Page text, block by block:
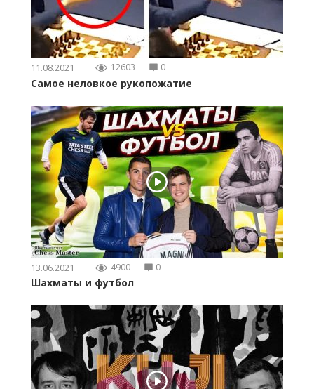
11.08.2021 12603 0
Самое неловкое рукопожатие
13.06.2021 4900 0
Шахматы и футбол